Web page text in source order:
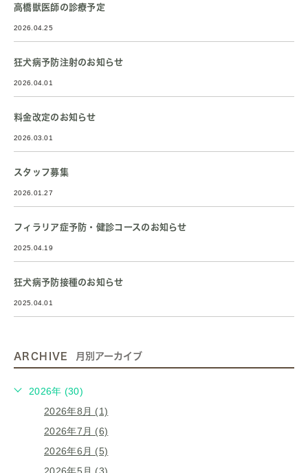
高橋獣医師の診療予定
2026.04.25
狂犬病予防注射のお知らせ
2026.04.01
料金改定のお知らせ
2026.03.01
スタッフ募集
2026.01.27
フィラリア症予防・健診コースのお知らせ
2025.04.19
狂犬病予防接種のお知らせ
2025.04.01
ARCHIVE 月別アーカイブ
2026年 (30)
2026年8月 (1)
2026年7月 (6)
2026年6月 (5)